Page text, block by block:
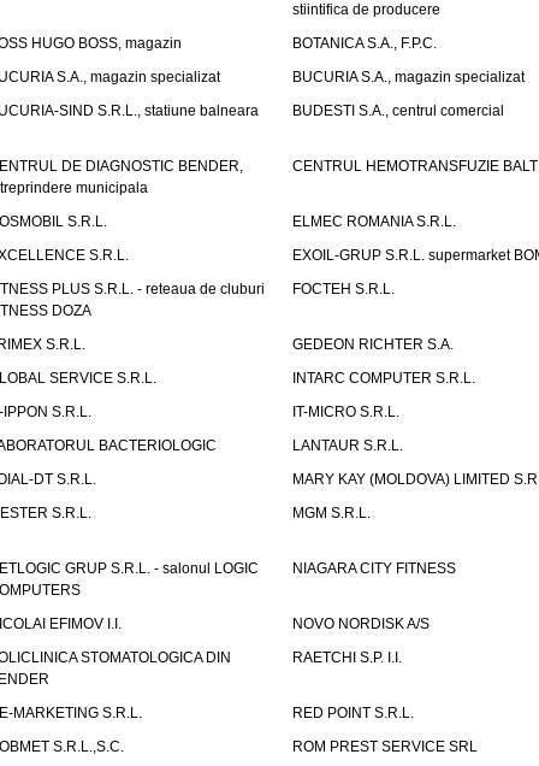
stiintifica de producere
HUGO BOSS, magazin
BOTANICA S.A., F.P.C.
S.A., magazin specializat
BUCURIA S.A., magazin specializat
SIND S.R.L., statiune balneara
BUDESTI S.A., centrul comercial
DE DIAGNOSTIC BENDER,
municipala
CENTRUL HEMOTRANSFUZIE
S.R.L.
ELMEC ROMANIA S.R.L.
S.R.L.
EXOIL-GRUP S.R.L. supermarket
PLUS S.R.L. - reteaua de cluburi
DOZA
FOCTEH S.R.L.
S.R.L.
GEDEON RICHTER S.A.
SERVICE S.R.L.
INTARC COMPUTER S.R.L.
IPPON S.R.L.
IT-MICRO S.R.L.
BACTERIOLOGIC
LANTAUR S.R.L.
DT S.R.L.
MARY KAY (MOLDOVA) LIMITED
S.R.L.
MGM S.R.L.
GRUP S.R.L. - salonul LOGIC
NIAGARA CITY FITNESS
EFIMOV I.I.
NOVO NORDISK A/S
STOMATOLOGICA DIN
RAETCHI S.P. I.I.
MARKETING S.R.L.
RED POINT S.R.L.
S.R.L.,S.C.
ROM PREST SERVICE SRL